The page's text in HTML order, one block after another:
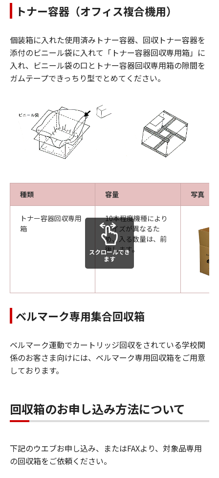
トナー容器（オフィス複合機用）
個装箱に入れた使用済みトナー容器、回収トナー容器を
添付のビニール袋に入れて「トナー容器回収専用箱」に
入れ、ビニール袋の口とトナー容器回収専用箱の隙間を
ガムテープできっちり型でとめてください。
種類 容量 写真
トナー容器回収専用
箱
10本程度機種により
サイズが異なるた
め、入る数量は、前
後します。
スクロールでき
ます
ベルマーク専用集合回収箱
ベルマーク運動でカートリッジ回収をされている学校関
係のお客さま向けには、ベルマーク専用回収箱をご用意
しております。
回収箱のお申し込み方法について
下記のウエブお申し込み、またはFAXより、対象品専用
の回収箱をご依頼ください。